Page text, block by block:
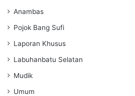
Anambas
Pojok Bang Sufi
Laporan Khusus
Labuhanbatu Selatan
Mudik
Umum